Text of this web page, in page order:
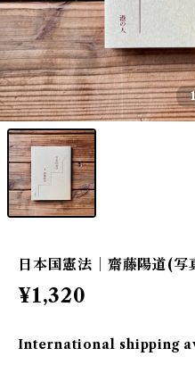
日本国憲法｜齋藤陽道(写
¥1,320
International shipping